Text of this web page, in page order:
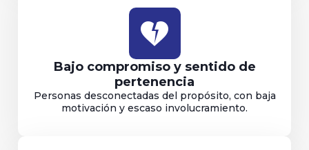
heart_broken
Bajo compromiso y sentido de
pertenencia
Personas desconectadas del propósito, con baja
motivación y escaso involucramiento.